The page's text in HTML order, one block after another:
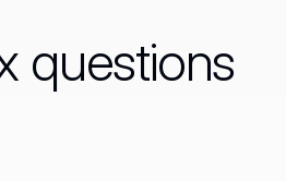
questions